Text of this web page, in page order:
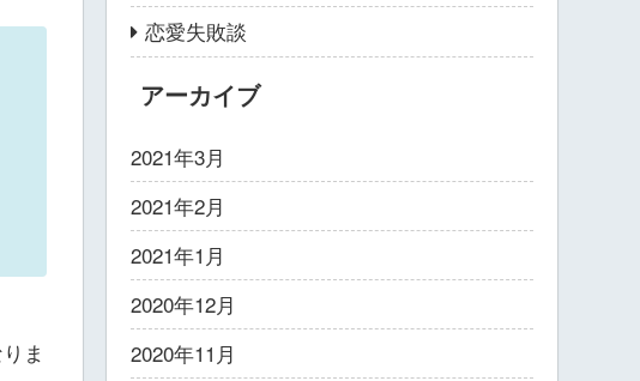
ま
恋愛失敗談
アーカイブ
2021年3月
2021年2月
2021年1月
2020年12月
2020年11月